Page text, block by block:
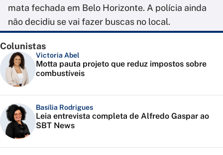
mata fechada em Belo Horizonte. A polícia ainda
não decidiu se vai fazer buscas no local.
Colunistas
Victoria Abel
Motta pauta projeto que reduz impostos sobre
combustíveis
Basília Rodrigues
Leia entrevista completa de Alfredo Gaspar ao
SBT News